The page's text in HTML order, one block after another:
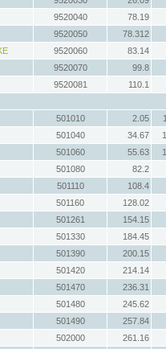
9520040
78.19
9520050
78.312
9520060
83.14
9520070
99.8
9520081
110.1
501010 2.05
501040 34.67
501060 55.63
501080
82.2
501110
108.4
501160
128.02
501261
154.15
501330
184.45
501390
200.15
501420
214.14
501470
236.31
501480
245.62
501490
257.84
502000
261.16